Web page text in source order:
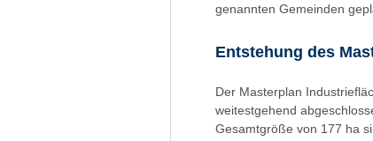
genannten Gemeinden
Entstehung des
Der Masterplan
weitestgehend
Gesamtgröße von 177 ha